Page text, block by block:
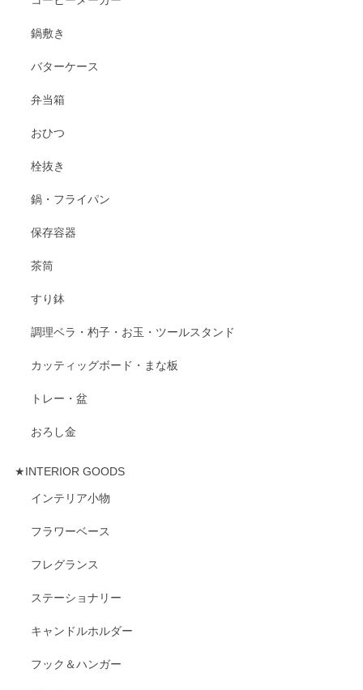
鍋敷き
バターケース
弁当箱
おひつ
栓抜き
鍋・フライパン
保存容器
茶筒
すり鉢
調理ベラ・杓子・お玉・ツールスタンド
カッティッグボード・まな板
トレー・盆
おろし金
★INTERIOR GOODS
インテリア小物
フラワーベース
フレグランス
ステーショナリー
キャンドルホルダー
フック＆ハンガー